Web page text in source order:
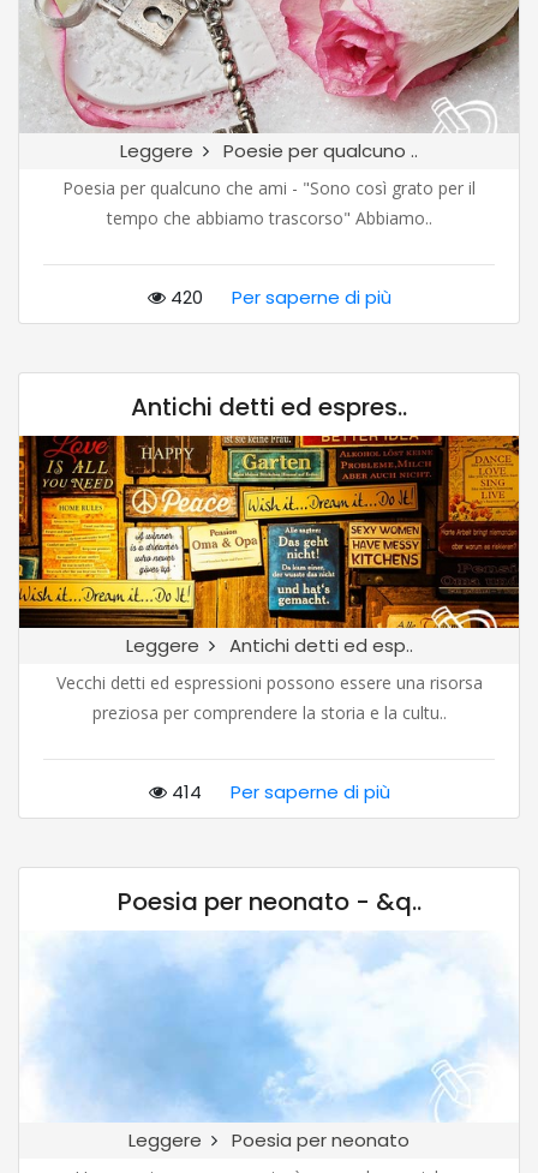
Leggere Poesie per qualcuno ..
Poesia per qualcuno che ami - "Sono così grato per il
tempo che abbiamo trascorso" Abbiamo..
420 Per saperne di più
Antichi detti ed espres..
Leggere Antichi detti ed esp..
Vecchi detti ed espressioni possono essere una risorsa
preziosa per comprendere la storia e la cultu..
414 Per saperne di più
Poesia per neonato - &q..
Leggere Poesia per neonato